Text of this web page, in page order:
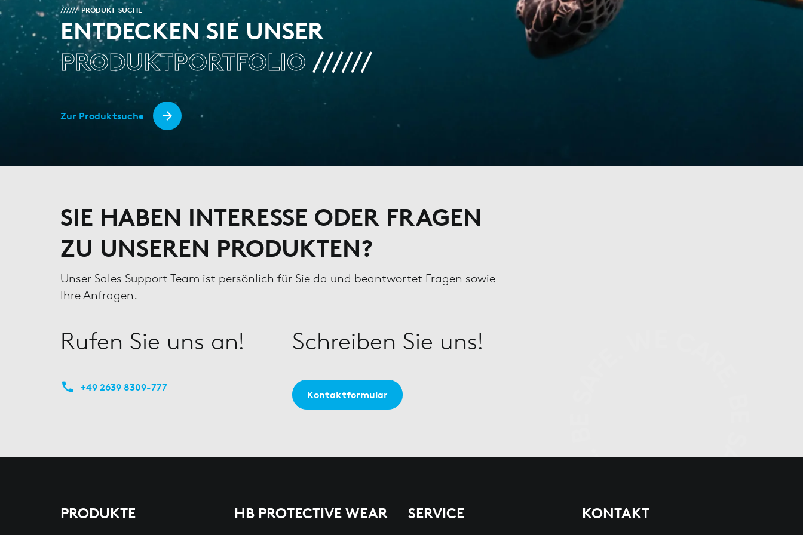
PRODUKT-SUCHE
ENTDECKEN SIE UNSER
PRODUKTPORTFOLIO
Zur Produktsuche
SIE HABEN INTERESSE ODER FRAGEN
ZU UNSEREN PRODUKTEN?
Unser Sales Support Team ist persönlich für Sie da und beantwortet Fragen sowie
Ihre Anfragen.
Rufen Sie uns an!
+49 2639 8309-777
Schreiben Sie uns!
Kontaktformular
PRODUKTE HB PROTECTIVE WEAR SERVICE KONTAKT